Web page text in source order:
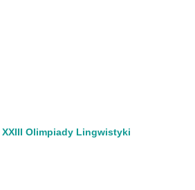
XXIII Olimpiady Lingwistyki